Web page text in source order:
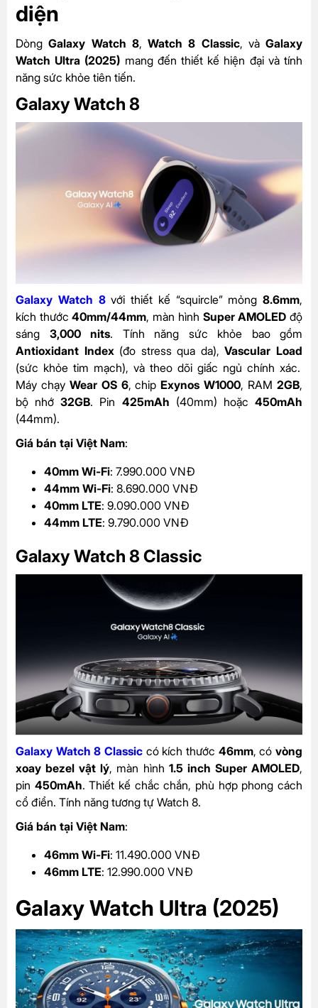
diện
DòngGalaxy Watch 8, Watch 8 Classic, và Galaxy
Watch Ultra (2025) mang đến thiết kế hiện đại và tính
năng sức khỏe tiên tiến.
Galaxy Watch 8
Galaxy Watch 8với thiết kế “squircle” mỏng 8.6mm,
kích thước40mm/44mm, màn hình Super AMOLED độ
sáng 3,000 nits. Tính năng sức khỏe bao gồm
Antioxidant Index(đo stress qua da),Vascular Load
(sức khỏe tim mạch), và theo dõi giấc ngủ chính xác.
Máy chạy Wear OS 6, chipExynos W1000, RAM2GB,
bộ nhớ32GB. Pin 425mAh (40mm) hoặc450mAh
(44mm).
Giá bán tại Việt Nam:
40mm Wi-Fi: 7.990.000 VNĐ
44mm Wi-Fi: 8.690.000 VNĐ
40mm LTE: 9.090.000 VNĐ
44mm LTE: 9.790.000 VNĐ
Galaxy Watch 8 Classic
Galaxy Watch 8 Classic có kích thước 46mm, cóvòng
xoay bezel vật lý, màn hình 1.5 inch Super AMOLED,
pin 450mAh. Thiết kế chắc chắn, phù hợp phong cách
cổ điển. Tính năng tương tự Watch 8.
Giá bán tại Việt Nam:
46mm Wi-Fi: 11.490.000 VNĐ
46mm LTE: 12.990.000 VNĐ
Galaxy Watch Ultra (2025)